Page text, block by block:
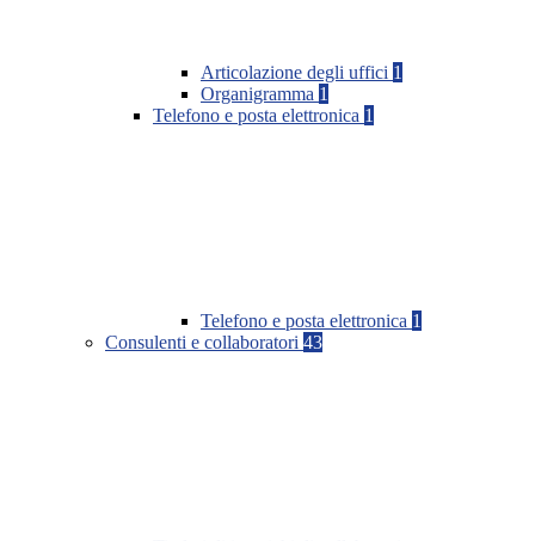
Articolazione degli uffici 1
Organigramma 1
Telefono e posta elettronica 1
Telefono e posta elettronica 1
Consulenti e collaboratori 43